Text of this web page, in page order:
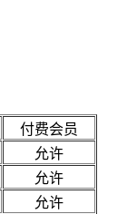
付费会员
允许
允许
允许